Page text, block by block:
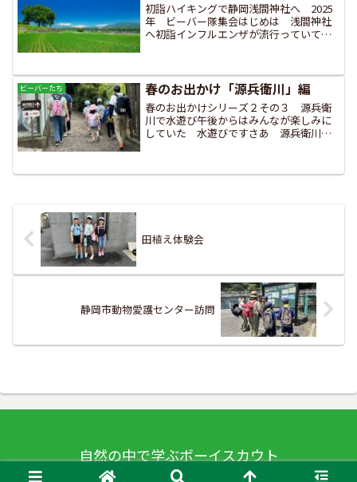
初詣ハイキングで静岡浅間神社へ 2025
年 ビーバー隊集会はじめは 浅間神社
へ初詣インフルエンザが流行っていて 2
居～神社域と歩きます 有名な「どら焼
き屋さん」は早くも...
ビーバーたち 春のお出かけ「源兵衛川」編
春のお出かけシリーズ２その３ 源兵衛
川で水遊び午後からはみんなが楽しみに
していた 水遊びですさあ 源兵衛川に
源流で 中郷温水池（冷たい水を暖めて
田植え体験会
静岡市動物愛護センター訪問
自然の中で学ぶボーイスカウト
© 2020 自然の中で学ぶボーイスカウト.